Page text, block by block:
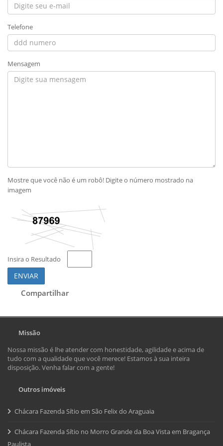
Telefone
Mensagem
Mostre que você não é um robô! Digite o número mostrado na
imagem
Insira o Resultado
ENVIAR
Compartilhar
Missão
Nossa missão é lhe atender com honestidade, agilidade e acima de
tudo com a qualidade que você merece! Estamos à sua inteira
disposição. Venha falar com a gente!
Outros imóveis
Chácara Fazenda Sítio em São Felix do Araguaia
Chácara Fazenda Sítio no Morro Grande da Boa Vista em Bragança
Paulista